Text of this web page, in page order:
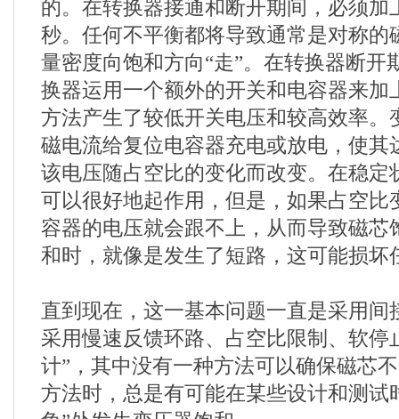
的。在转换器接通和断开期间，必须加
秒。任何不平衡都将导致通常是对称的
量密度向饱和方向“走”。在转换器断开
换器运用一个额外的开关和电容器来加
方法产生了较低开关电压和较高效率。
磁电流给复位电容器充电或放电，使其
该电压随占空比的变化而改变。在稳定
可以很好地起作用，但是，如果占空比
容器的电压就会跟不上，从而导致磁芯
和时，就像是发生了短路，这可能损坏
直到现在，这一基本问题一直是采用间
采用慢速反馈环路、占空比限制、软停
计”，其中没有一种方法可以确保磁芯
方法时，总是有可能在某些设计和测试